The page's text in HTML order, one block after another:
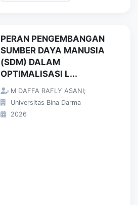
PERAN PENGEMBANGAN
SUMBER DAYA MANUSIA
(SDM) DALAM
OPTIMALISASI L...
M DAFFA RAFLY ASANI;
Universitas Bina Darma
2026